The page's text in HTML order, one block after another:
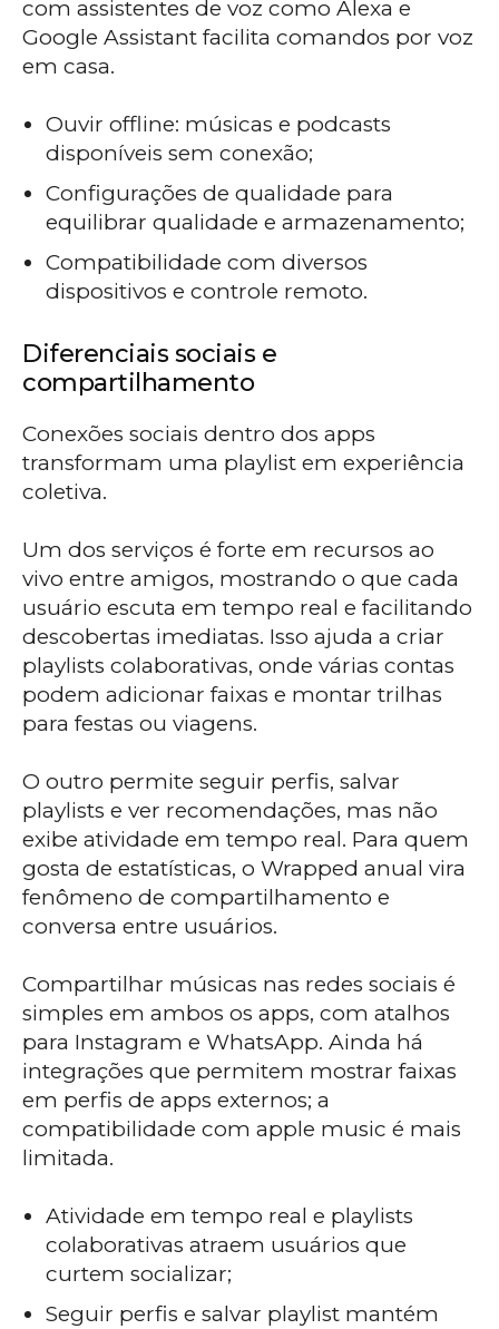
com assistentes de voz como Alexa e
Google Assistant facilita comandos por voz
em casa.
Ouvir offline: músicas e podcasts
disponíveis sem conexão;
Configurações de qualidade para
equilibrar qualidade e armazenamento;
Compatibilidade com diversos
dispositivos e controle remoto.
Diferenciais sociais e
compartilhamento
Conexões sociais dentro dos apps
transformam uma playlist em experiência
coletiva.
Um dos serviços é forte em recursos ao
vivo entre amigos, mostrando o que cada
usuário escuta em tempo real e facilitando
descobertas imediatas. Isso ajuda a criar
playlists colaborativas, onde várias contas
podem adicionar faixas e montar trilhas
para festas ou viagens.
O outro permite seguir perfis, salvar
playlists e ver recomendações, mas não
exibe atividade em tempo real. Para quem
gosta de estatísticas, o Wrapped anual vira
fenômeno de compartilhamento e
conversa entre usuários.
Compartilhar músicas nas redes sociais é
simples em ambos os apps, com atalhos
para Instagram e WhatsApp. Ainda há
integrações que permitem mostrar faixas
em perfis de apps externos; a
compatibilidade com apple music é mais
limitada.
Atividade em tempo real e playlists
colaborativas atraem usuários que
curtem socializar;
Seguir perfis e salvar playlist mantém